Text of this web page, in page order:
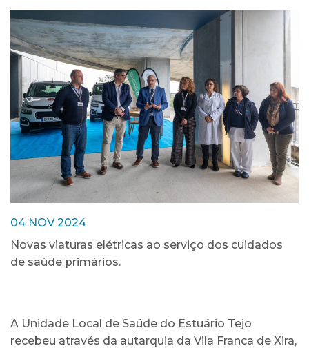
04 NOV 2024
Novas viaturas elétricas ao serviço dos cuidados
de saúde primários.
A Unidade Local de Saúde do Estuário Tejo
recebeu através da autarquia da Vila Franca de Xira,